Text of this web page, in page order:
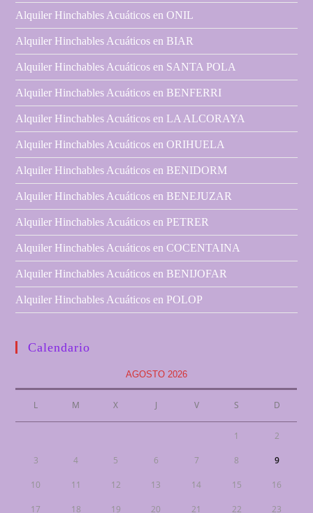
Alquiler Hinchables Acuáticos en ONIL
Alquiler Hinchables Acuáticos en BIAR
Alquiler Hinchables Acuáticos en SANTA POLA
Alquiler Hinchables Acuáticos en BENFERRI
Alquiler Hinchables Acuáticos en LA ALCORAYA
Alquiler Hinchables Acuáticos en ORIHUELA
Alquiler Hinchables Acuáticos en BENIDORM
Alquiler Hinchables Acuáticos en BENEJUZAR
Alquiler Hinchables Acuáticos en PETRER
Alquiler Hinchables Acuáticos en COCENTAINA
Alquiler Hinchables Acuáticos en BENIJOFAR
Alquiler Hinchables Acuáticos en POLOP
Calendario
AGOSTO 2026
L M X J V S D
1 2
3 4 5 6 7 8 9
10 11 12 13 14 15 16
17 18 19 20 21 22 23